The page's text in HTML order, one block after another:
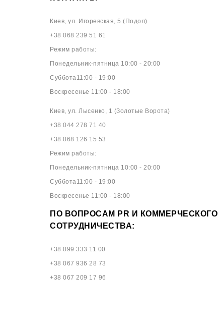
Киев, ул. Игоревская, 5 (Подол)
+38 068 239 51 61
Режим работы:
Понедельник-пятница 10:00 - 20:00
Суббота11:00 - 19:00
Воскресенье 11:00 - 18:00
Киев, ул. Лысенко, 1 (Золотые Ворота)
+38 044 278 71 40
+38 068 126 15 53
Режим работы:
Понедельник-пятница 10:00 - 20:00
Суббота11:00 - 19:00
Воскресенье 11:00 - 18:00
ПО ВОПРОСАМ PR И КОММЕРЧЕСКОГО
СОТРУДНИЧЕСТВА:
+38 099 333 11 00
+38 067 936 28 73
+38 067 209 17 96